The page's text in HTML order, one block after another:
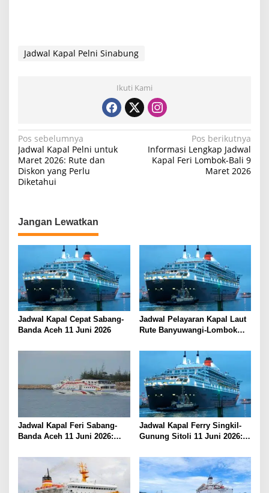
Jadwal Kapal Pelni Sinabung
Ikuti Kami
N
a
v
a
s
p
o
s
Pos sebelumnya
Jadwal Kapal Pelni untuk
Maret 2026: Rute dan
Diskon yang Perlu
Diketahui
Pos berikutnya
Informasi Lengkap Jadwal
Kapal Feri Lombok-Bali 9
Maret 2026
Jangan Lewatkan
Jadwal Kapal Cepat Sabang-
Banda Aceh 11 Juni 2026
Jadwal Pelayaran Kapal Laut
Rute Banyuwangi-Lombok
Jadwal Kapal Feri Sabang-
Banda Aceh 11 Juni 2026:
Penumpang dan Pengemudi
Jadwal Kapal Ferry Singkil-
Gunung Sitoli 11 Juni 2026:
Lengkap